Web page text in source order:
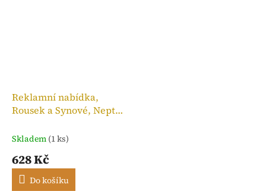
Reklamní nabídka,
Rousek a Synové, Neptun
Skladem (1 ks)
628 Kč
Do košíku